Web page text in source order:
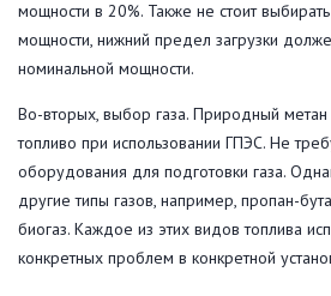
мощности в 20%. Также не стоит
мощности, нижний предел загрузки
номинальной мощности.
Во-вторых, выбор газа. Природный
топливо при использовании ГПЭС. Не
оборудования для подготовки газа.
другие типы газов, например, пропан-
биогаз. Каждое из этих видов топлива
конкретных проблем в конкретной